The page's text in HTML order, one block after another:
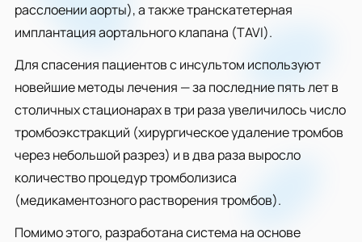
расслоении аорты), а также транскатетерная
имплантация аортального клапана (TAVI).
Для спасения пациентов с инсультом используют
новейшие методы лечения — за последние пять лет в
столичных стационарах в три раза увеличилось число
тромбоэкстракций (хирургическое удаление тромбов
через небольшой разрез) и в два раза выросло
количество процедур тромболизиса
(медикаментозного растворения тромбов).
Помимо этого, разработана система на основе